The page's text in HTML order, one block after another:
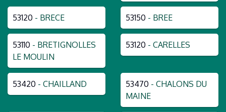
53120 - BRECE 53150 - BREE
53110 - BRETIGNOLLES
LE MOULIN
53120 - CARELLES
53420 - CHAILLAND 53470 - CHALONS DU
MAINE